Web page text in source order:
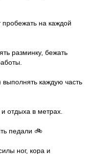
пробежать на каждой
разминку, бежать
выполнять каждую часть
и отдыха в метрах.
педали 🚲
ног, кора и